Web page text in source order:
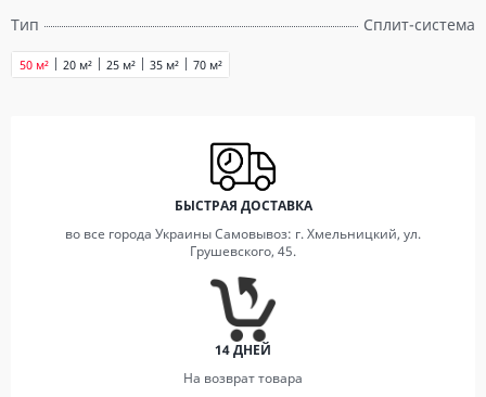
Тип
Сплит-система
20 м² 25 м² 35 м²
50 м² 70 м²
БЫСТРАЯ ДОСТАВКА
во все города Украины Самовывоз: г. Хмельницкий, ул.
Грушевского, 45.
14 ДНЕЙ
На возврат товара